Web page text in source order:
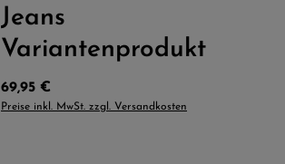
Jeans
Variantenprodukt
Regulärer Preis:
69,95 €
Preise inkl. MwSt. zzgl. Versandkosten